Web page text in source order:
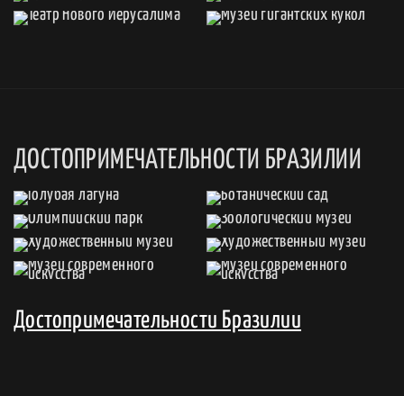
ДОСТОПРИМЕЧАТЕЛЬНОСТИ БРАЗИЛИИ
Достопримечательности Бразилии